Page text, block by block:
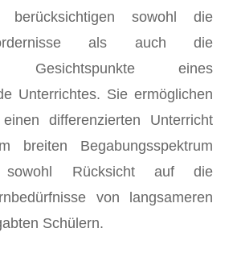
berücksichtigen sowohl die
als auch die
Gesichtspunkte eines
Unterrichtes. Sie ermöglichen
differenzierten Unterricht
breiten Begabungsspektrum
Rücksicht auf die
von langsameren
Schülern.